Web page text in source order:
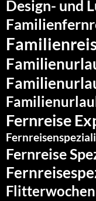
Design- und
Fernreise
Fernreise
Flitterwochen